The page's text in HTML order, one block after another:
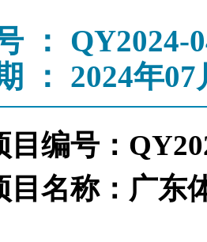
： QY2024-
： 2024年07
目编号：
目名称：广东